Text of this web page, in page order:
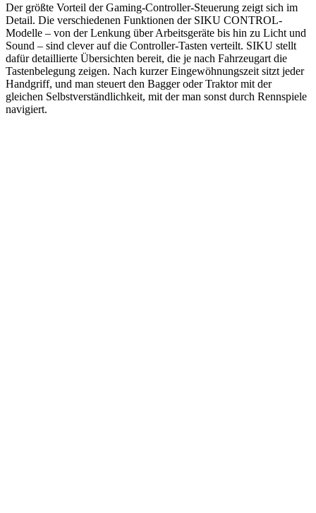
Der größte Vorteil der Gaming-Controller-Steuerung zeigt sich im
Detail. Die verschiedenen Funktionen der SIKU CONTROL-
Modelle – von der Lenkung über Arbeitsgeräte bis hin zu Licht und
Sound – sind clever auf die Controller-Tasten verteilt. SIKU stellt
dafür detaillierte Übersichten bereit, die je nach Fahrzeugart die
Tastenbelegung zeigen. Nach kurzer Eingewöhnungszeit sitzt jeder
Handgriff, und man steuert den Bagger oder Traktor mit der
gleichen Selbstverständlichkeit, mit der man sonst durch Rennspiele
navigiert.